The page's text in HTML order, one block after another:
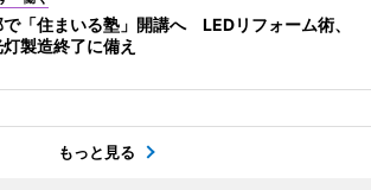
で「住まいる塾」開講へ LEDリフォーム術、
製造終了に備え
もっと見る